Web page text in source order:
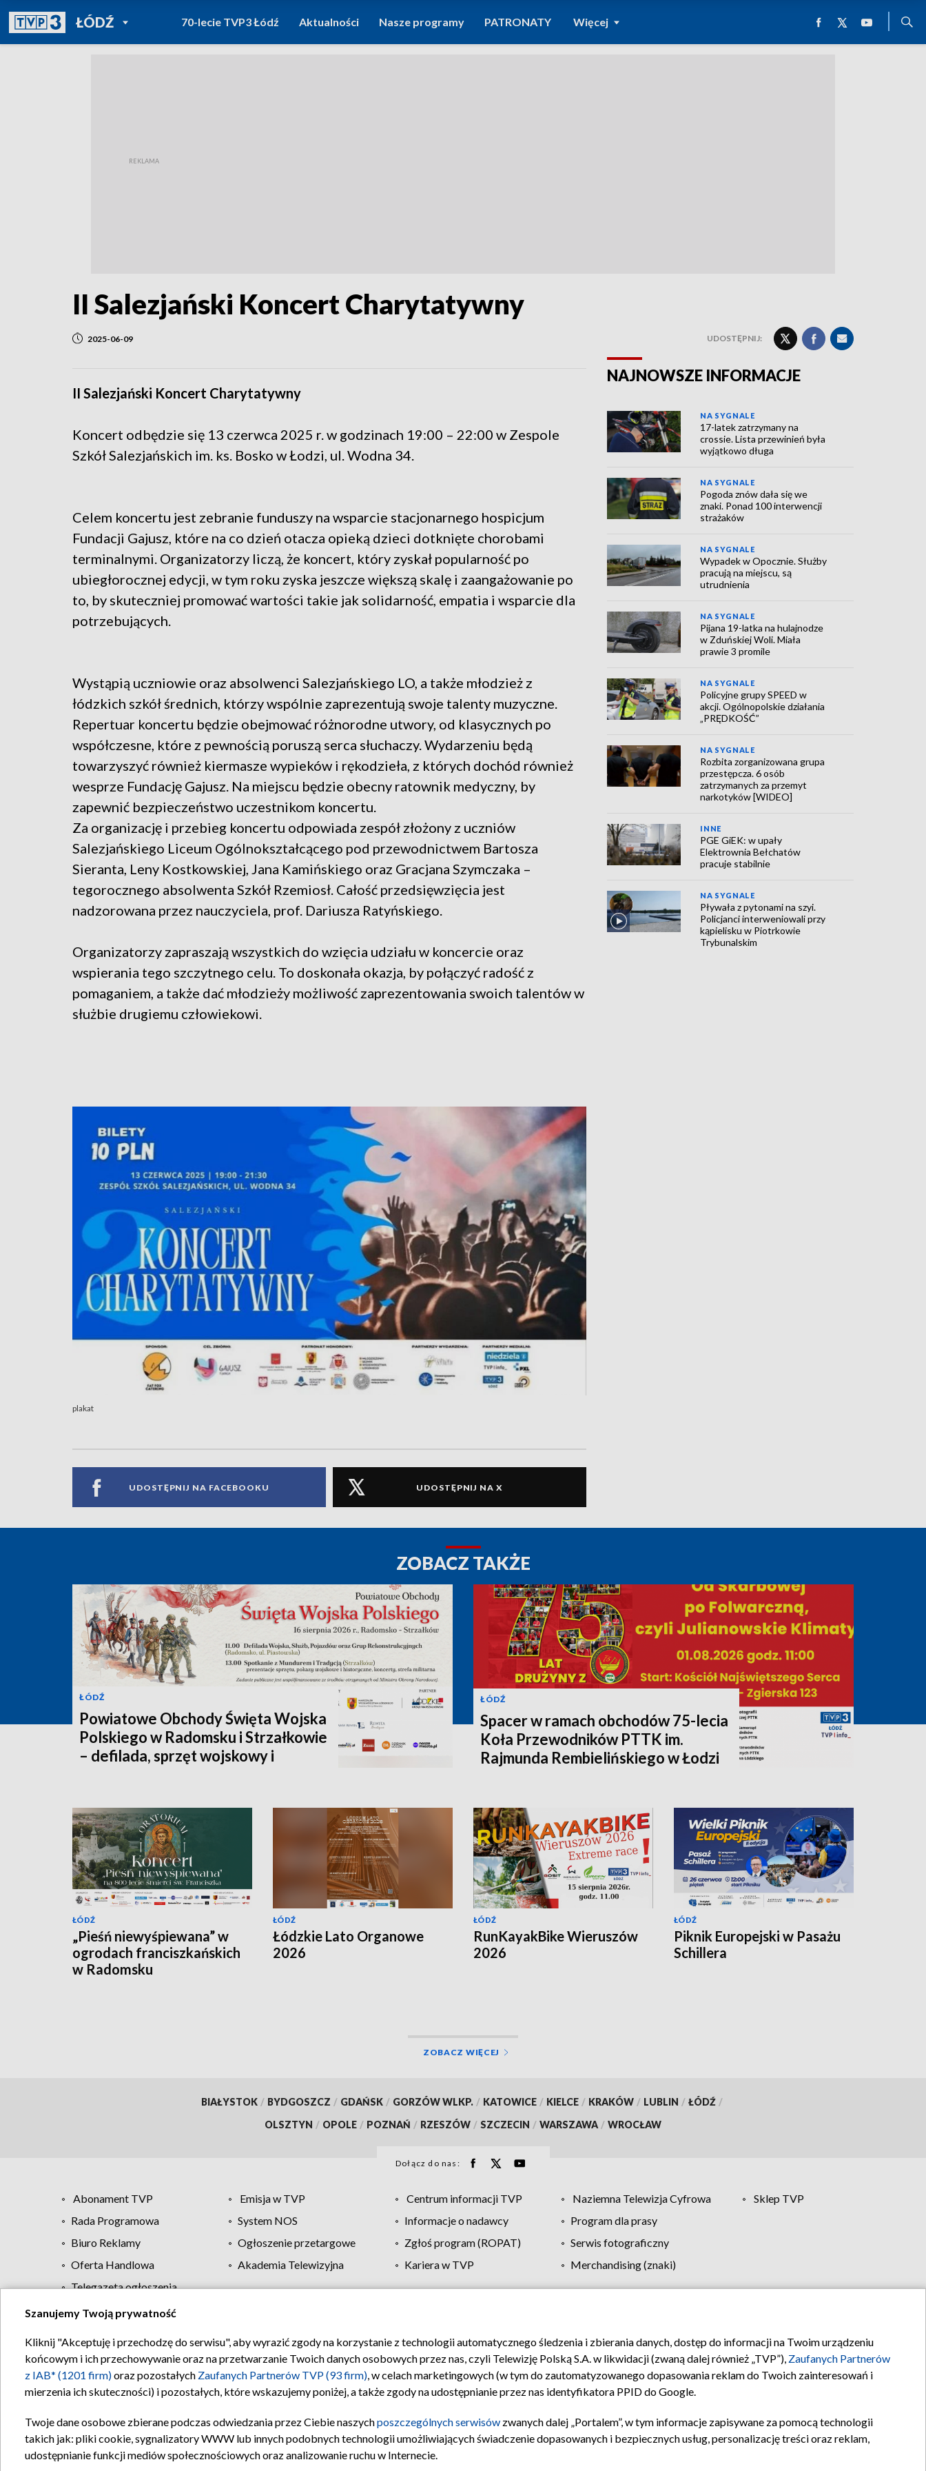
ŁÓDŹPOWRÓT DO
TVP REGIONY
70-lecie TVP3 Łódź Aktualności Nasze programy PATRONATY Więcej
II Salezjański Koncert Charytatywny
2025-06-09 UDOSTĘPNIJ:
II Salezjański Koncert Charytatywny
Koncert odbędzie się 13 czerwca 2025 r. w godzinach 19:00 – 22:00 w Zespole
Szkół Salezjańskich im. ks. Bosko w Łodzi, ul. Wodna 34.
Celem koncertu jest zebranie funduszy na wsparcie stacjonarnego hospicjum
Fundacji Gajusz, które na co dzień otacza opieką dzieci dotknięte chorobami
terminalnymi. Organizatorzy liczą, że koncert, który zyskał popularność po
ubiegłorocznej edycji, w tym roku zyska jeszcze większą skalę i zaangażowanie po
to, by skuteczniej promować wartości takie jak solidarność, empatia i wsparcie dla
potrzebujących.
Wystąpią uczniowie oraz absolwenci Salezjańskiego LO, a także młodzież z
łódzkich szkół średnich, którzy wspólnie zaprezentują swoje talenty muzyczne.
Repertuar koncertu będzie obejmować różnorodne utwory, od klasycznych po
współczesne, które z pewnością poruszą serca słuchaczy. Wydarzeniu będą
towarzyszyć również kiermasze wypieków i rękodzieła, z których dochód również
wesprze Fundację Gajusz. Na miejscu będzie obecny ratownik medyczny, by
zapewnić bezpieczeństwo uczestnikom koncertu.
Za organizację i przebieg koncertu odpowiada zespół złożony z uczniów
Salezjańskiego Liceum Ogólnokształcącego pod przewodnictwem Bartosza
Sieranta, Leny Kostkowskiej, Jana Kamińskiego oraz Gracjana Szymczaka –
tegorocznego absolwenta Szkół Rzemiosł. Całość przedsięwzięcia jest
nadzorowana przez nauczyciela, prof. Dariusza Ratyńskiego.
Organizatorzy zapraszają wszystkich do wzięcia udziału w koncercie oraz
wspierania tego szczytnego celu. To doskonała okazja, by połączyć radość z
pomaganiem, a także dać młodzieży możliwość zaprezentowania swoich talentów w
służbie drugiemu człowiekowi.
plakat
UDOSTĘPNIJ NA FACEBOOKU UDOSTĘPNIJ NA X
NAJNOWSZE INFORMACJE
NA SYGNALE
17-latek zatrzymany na
crossie. Lista przewinień była
wyjątkowo długa
NA SYGNALE
Pogoda znów dała się we
znaki. Ponad 100 interwencji
strażaków
NA SYGNALE
Wypadek w Opocznie. Służby
pracują na miejscu, są
utrudnienia
NA SYGNALE
Pijana 19-latka na hulajnodze
w Zduńskiej Woli. Miała
prawie 3 promile
NA SYGNALE
Policyjne grupy SPEED w
akcji. Ogólnopolskie działania
„PRĘDKOŚĆ”
NA SYGNALE
Rozbita zorganizowana grupa
przestępcza. 6 osób
zatrzymanych za przemyt
narkotyków [WIDEO]
INNE
PGE GiEK: w upały
Elektrownia Bełchatów
pracuje stabilnie
NA SYGNALE
Pływała z pytonami na szyi.
Policjanci interweniowali przy
kąpielisku w Piotrkowie
Trybunalskim
ZOBACZ TAKŻE
ŁÓDŹ
Powiatowe Obchody Święta Wojska
Polskiego w Radomsku i Strzałkowie
– defilada, sprzęt wojskowy i
ŁÓDŹ
Spacer w ramach obchodów 75-lecia
Koła Przewodników PTTK im.
Rajmunda Rembielińskiego w Łodzi
ŁÓDŹ
„Pieśń niewyśpiewana” w
ogrodach franciszkańskich
w Radomsku
ŁÓDŹ
Łódzkie Lato Organowe
2026
ŁÓDŹ
RunKayakBike Wieruszów
2026
ŁÓDŹ
Piknik Europejski w Pasażu
Schillera
ZOBACZ WIĘCEJ
BIAŁYSTOK / BYDGOSZCZ / GDAŃSK / GORZÓW WLKP. / KATOWICE / KIELCE / KRAKÓW / LUBLIN / ŁÓDŹ /
OLSZTYN / OPOLE / POZNAŃ / RZESZÓW / SZCZECIN / WARSZAWA / WROCŁAW
Dołącz do nas:
Abonament TVP Emisja w TVP Centrum informacji TVP Naziemna Telewizja Cyfrowa
Sklep TVP
Rada Programowa
System NOS Informacje o nadawcy
Program dla prasy
Biuro Reklamy
Ogłoszenie przetargowe Zgłoś program (ROPAT)
Serwis fotograficzny
Oferta Handlowa
Akademia Telewizyjna Kariera w TVP
Merchandising (znaki)
Telegazeta ogłoszenia
Regulamin TVP Polityka prywatności Moje zgody Pomoc Biuro reklamy Kontakt
Szanujemy Twoją prywatność
Kliknij "Akceptuję i przechodzę do serwisu", aby wyrazić zgody na korzystanie z technologii automatycznego śledzenia i zbierania danych, dostęp do informacji na Twoim urządzeniu
końcowym i ich przechowywanie oraz na przetwarzanie Twoich danych osobowych przez nas, czyli Telewizję Polską S.A. w likwidacji (zwaną dalej również „TVP”), Zaufanych Partnerów
z IAB* (1201 firm)oraz pozostałych Zaufanych Partnerów TVP (93 firm), w celach marketingowych (w tym do zautomatyzowanego dopasowania reklam do Twoich zainteresowań i
mierzenia ich skuteczności) i pozostałych, które wskazujemy poniżej, a także zgody na udostępnianie przez nas identyfikatora PPID do Google.
Twoje dane osobowe zbierane podczas odwiedzania przez Ciebie naszychposzczególnych serwisów zwanych dalej „Portalem”, w tym informacje zapisywane za pomocą technologii
takich jak: pliki cookie, sygnalizatory WWW lub innych podobnych technologii umożliwiających świadczenie dopasowanych i bezpiecznych usług, personalizację treści oraz reklam,
udostępnianie funkcji mediów społecznościowych oraz analizowanie ruchu w Internecie.